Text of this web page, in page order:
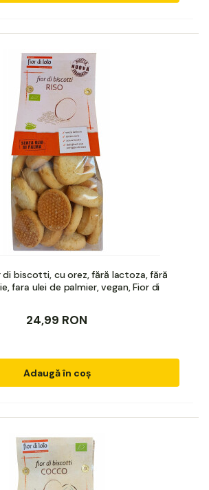
di biscotti, cu orez, fără lactoza, fără
fara ulei de palmier, vegan, Fior di
24,99 RON
Adaugă în coș